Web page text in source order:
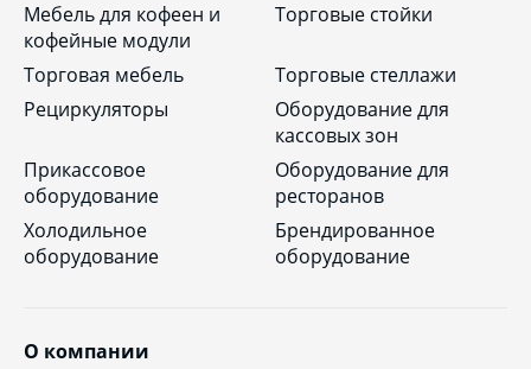
Мебель для кофеен и
кофейные модули
Торговые стойки
Торговая мебель
Торговые стеллажи
Рециркуляторы
Оборудование для
кассовых зон
Прикассовое
оборудование
Оборудование для
ресторанов
Холодильное
оборудование
Брендированное
оборудование
О компании